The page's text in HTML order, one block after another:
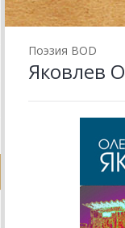
Поэзия BOD
Яковлев